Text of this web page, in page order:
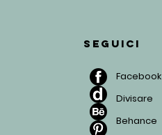
SEGUICI
Facebook
Divisare
Behance